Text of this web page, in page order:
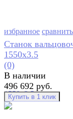
избранное сравнить
Станок
1550х3.5
(0)
В наличии
496 692 руб.